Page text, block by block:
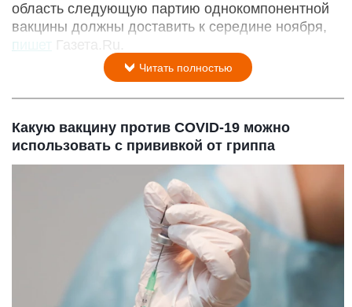
область следующую партию однокомпонентной
вакцины должны доставить к середине ноября,
пишет
Газета.Ru.
Читать полностью
Какую вакцину против COVID-19 можно
использовать с прививкой от гриппа